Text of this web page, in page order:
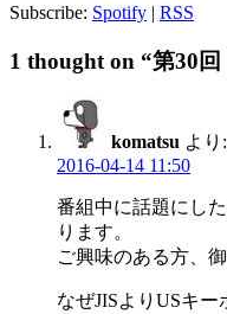
Subscribe: Spotify | RSS
1 thought on “第30
komatsu より:
2016-04-14 11:50
番組中に話題にし
ります。
ご興味のある方、
なぜJISよりUSキ